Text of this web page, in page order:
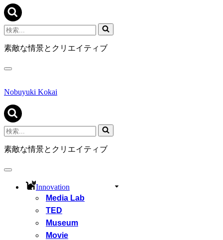
検
索...
素敵な情景とクリエイティブ
ナ
ゲ
シ
ョ
ン
メ
ニ
ュ
Nobuyuki Kokai
検
索...
素敵な情景とクリエイティブ
ナ
Innovation
Media Lab
TED
Museum
Movie